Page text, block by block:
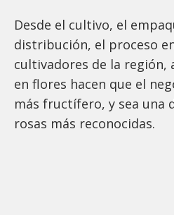
Desde el cultivo, el
distribución, el proceso
cultivadores de la región,
en flores hacen que el
más fructífero, y sea una
rosas más reconocidas.